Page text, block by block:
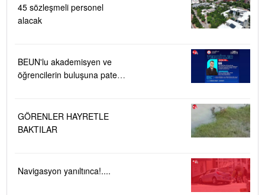
45 sözleşmeli personel
alacak
BEUN'lu akademisyen ve
öğrencilerin buluşuna patent
GÖRENLER HAYRETLE
BAKTILAR
Navigasyon yanıltınca!....